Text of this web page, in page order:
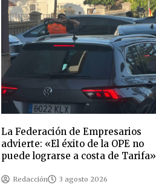
La Federación de Empresarios
advierte: «El éxito de la OPE no
puede lograrse a costa de Tarifa»
Redacción 3 agosto 2026